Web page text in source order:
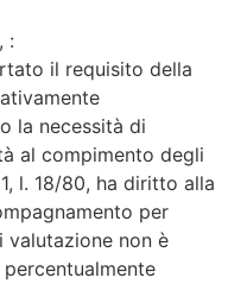
:
il requisito della
la necessità di
al compimento degli
l. 18/80, ha diritto alla
per
valutazione non è